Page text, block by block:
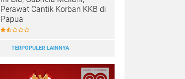
Perawat Cantik Korban KKB di
Papua
TERPOPULER LAINNYA